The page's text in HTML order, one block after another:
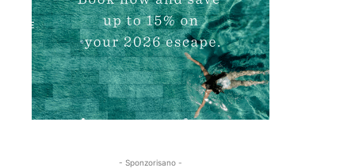
- Sponzorisano -